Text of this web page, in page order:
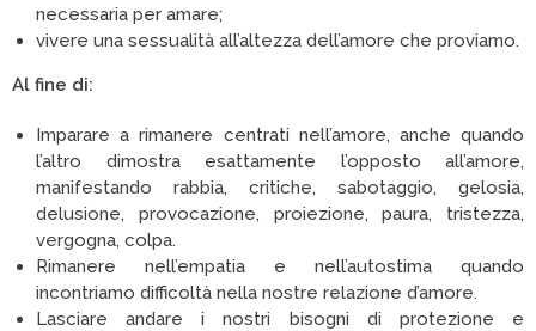
necessaria per amare;
vivere una sessualità all’altezza dell’amore che proviamo.
Al fine di:
Imparare a rimanere centrati nell’amore, anche quando
l’altro dimostra esattamente l’opposto all’amore,
manifestando rabbia, critiche, sabotaggio, gelosia,
delusione, provocazione, proiezione, paura, tristezza,
vergogna, colpa.
Rimanere nell’empatia e nell’autostima quando
incontriamo difficoltà nella nostre relazione d’amore.
Lasciare andare i nostri bisogni di protezione e